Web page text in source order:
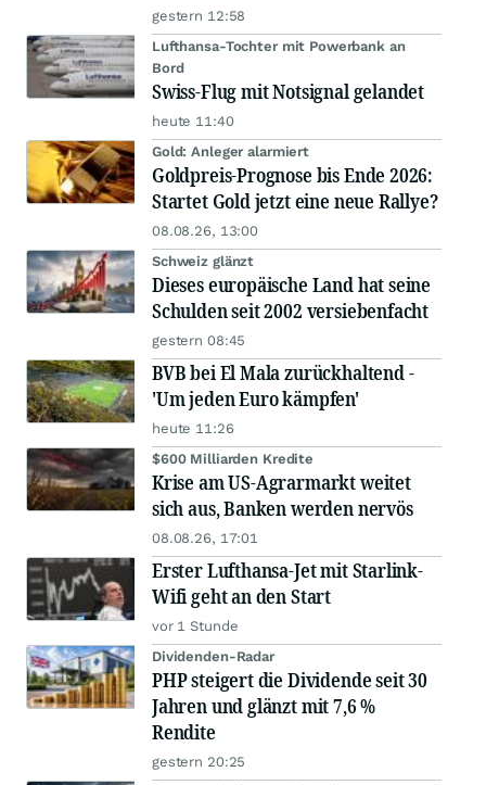
gestern 12:58
Lufthansa-Tochter mit Powerbank an
Bord
Swiss-Flug mit Notsignal gelandet
heute 11:40
Gold: Anleger alarmiert
Goldpreis-Prognose bis Ende 2026:
Startet Gold jetzt eine neue Rallye?
08.08.26, 13:00
Schweiz glänzt
Dieses europäische Land hat seine
Schulden seit 2002 versiebenfacht
gestern 08:45
BVB bei El Mala zurückhaltend -
'Um jeden Euro kämpfen'
heute 11:26
$600 Milliarden Kredite
Krise am US-Agrarmarkt weitet
sich aus, Banken werden nervös
08.08.26, 17:01
Erster Lufthansa-Jet mit Starlink-
Wifi geht an den Start
vor 1 Stunde
Dividenden-Radar
PHP steigert die Dividende seit 30
Jahren und glänzt mit 7,6 %
Rendite
gestern 20:25